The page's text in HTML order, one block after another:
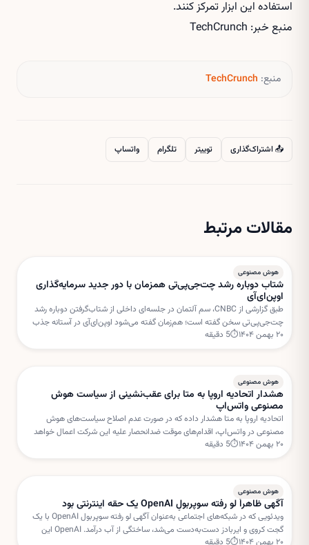
استفاده این ابزار تمرکز کنند.
منبع خبر: TechCrunch
منبع: TechCrunch
📤 اشتراک‌گذاری توییتر تلگرام واتساپ
مقالات مرتبط
هوش مصنوعی
شتاب دوباره رشد چت‌جی‌پی‌تی همزمان با دور جدید سرمایه‌گذاری
اوپن‌ای‌آی
طبق گزارشی از CNBC، سم آلتمان در جلسه‌ای داخلی از شتاب‌گرفتن دوباره رشد
چت‌جی‌پی‌تی سخن گفته است؛ هم‌زمان گفته می‌شود اوپن‌ای‌آی در آستانه جذب
دور جدیدی از سرمایه‌گذاری با ارزش‌گذاری بسیار بالا است.
۲۰ بهمن ۱۴۰۴ ⏱
5 دقیقه
هوش مصنوعی
هشدار اتحادیه اروپا به متا برای عقب‌نشینی از سیاست هوش
مصنوعی واتس‌اپ
اتحادیه اروپا به متا هشدار داده که در صورت عدم اصلاح سیاست‌های هوش
مصنوعی در واتس‌اپ، اقدام‌های موقت ضدانحصار علیه این شرکت اعمال خواهد
شد. بروکسل نگران استفاده متا از داده‌های کاربران برای خدمات هوش مصنوعی
۲۰ بهمن ۱۴۰۴ ⏱
5 دقیقه
هوش مصنوعی
آگهی ظاهراً لو رفته سوپربولِ OpenAI یک حقه اینترنتی بود
ویدئویی که در شبکه‌های اجتماعی به‌عنوان آگهی لو رفته سوپربول OpenAI با یک
گجت کروی و ایربادز دست‌به‌دست می‌شد، ساختگی از آب درآمد. OpenAI این
۲۰ بهمن ۱۴۰۴ ⏱
5 دقیقه